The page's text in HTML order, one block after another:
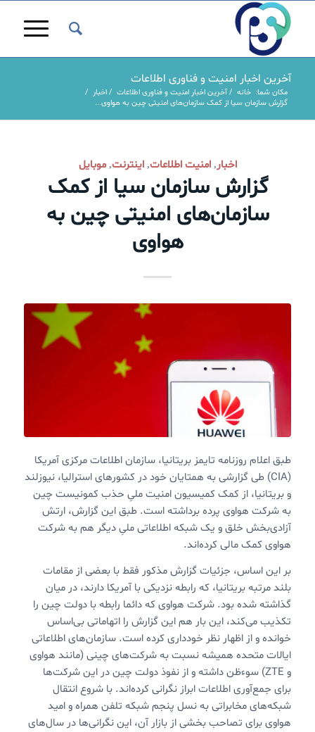
آخرین اخبار امنیت و فناوری اطلاعات
مکان شما: خانه / آخرین اخبار امنیت و فناوری اطلاعات / اخبار /
گزارش سازمان سیا از کمک سازمان‌های امنیتی چین به هواوی...
اخبار,امنیت اطلاعات,اینترنت,موبایل
گزارش سازمان سیا از کمک
سازمان‌های امنیتی چین به
هواوی
طبق اعلام روزنامه تایمز بریتانیا، سازمان اطلاعات مرکزی آمریکا
(CIA) طی گزارشی به همتایان خود در کشورهای استرالیا،‌ نیوزلند
و بریتانیا،‌ از کمک کمیسیون امنیت ملیِ حذب کمونیست چین
به شرکت هواوی پرده برداشته است. طبق این گزارش، ارتش
آزادی‌بخش خلق و یک شبکه اطلاعاتی ملیِ دیگر هم به شرکت
هواوی کمک مالی کرده‌اند.
بر این اساس، جزئیات گزارش مذکور فقط با بعضی از مقامات
بلند مرتبه بریتانیا، که رابطه نزدیکی با آمریکا دارند، در میان
گذاشته شده بود. شرکت هواوی که دائما رابطه با دولت چین را
تکذیب می‌کند، این بار هم این گزارش را اتهاماتی بی‌اساس
خوانده و از اظهار نظر خودداری کرده است. سازمان‌های اطلاعاتی
ایالات متحده همیشه نسبت به شرکت‌های چینی (مانند هواوی
و ZTE) سوءظن داشته و از نفوذ دولت چین در این شرکت‌ها
برای جمع‌آوری اطلاعات ابراز نگرانی کرده‌اند. با شروع انتقال
شبکه‌های مخابراتی به نسل پنجم شبکه تلفن همراه و امید
هواوی برای تصاحب بخشی از بازار آن، این نگرانی‌ها در سال‌های